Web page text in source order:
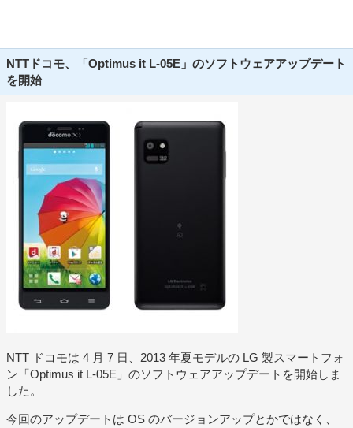
NTTドコモ、「Optimus it L-05E」のソフトウェアアップデート
を開始
NTT ドコモは 4 月 7 日、2013 年夏モデルの LG 製スマートフォ
ン「Optimus it L-05E」のソフトウェアアップデートを開始しま
した。
今回のアップデートは OS のバージョンアップとかではなく、